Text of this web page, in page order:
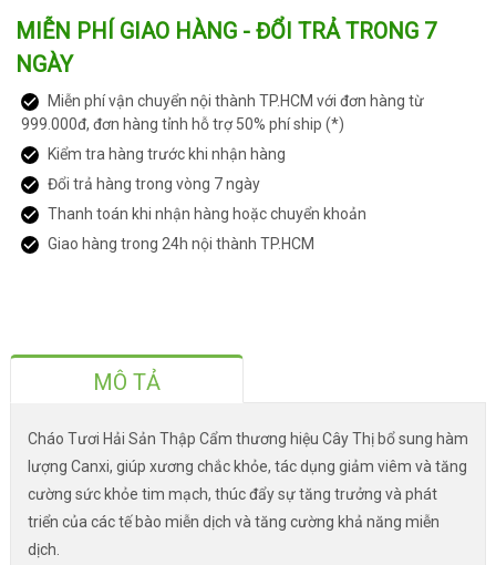
MIỄN PHÍ GIAO HÀNG - ĐỔI TRẢ TRONG 7
NGÀY
Miễn phí vận chuyển nội thành TP.HCM với đơn hàng từ
999.000đ, đơn hàng tỉnh hỗ trợ 50% phí ship (*)
Kiểm tra hàng trước khi nhận hàng
Đổi trả hàng trong vòng 7 ngày
Thanh toán khi nhận hàng hoặc chuyển khoản
Giao hàng trong 24h nội thành TP.HCM
MÔ TẢ
Cháo Tươi Hải Sản Thập Cẩm thương hiệu Cây Thị bổ sung hàm
lượng Canxi, giúp xương chắc khỏe, tác dụng giảm viêm và tăng
cường sức khỏe tim mạch, thúc đẩy sự tăng trưởng và phát
triển của các tế bào miễn dịch và tăng cường khả năng miễn
dịch.